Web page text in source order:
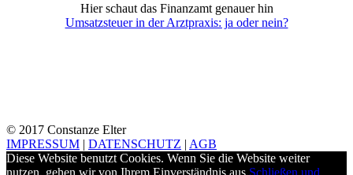
Hier schaut das Finanzamt genauer hin
Umsatzsteuer in der Arztpraxis: ja oder nein?
© 2017 Constanze Elter
IMPRESSUM | DATENSCHUTZ | AGB
Diese Website benutzt Cookies. Wenn Sie die Website weiter
nutzen, gehen wir von Ihrem Einverständnis aus.Schließen und